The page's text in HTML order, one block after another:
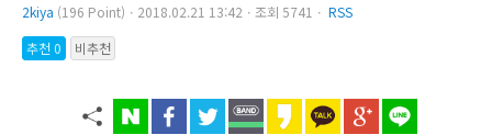
2kiya (196 Point)ㆍ2018.02.21 13:42ㆍ조회 5741ㆍ RSS
추천 0
비추천